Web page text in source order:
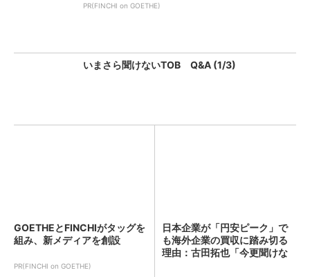
PR(FINCHI on GOETHE)
いまさら聞けないTOB Q&A (1/3)
GOETHEとFINCHIがタッグを
組み、新メディアを創設
PR(FINCHI on GOETHE)
日本企業が「円安ピーク」で
も海外企業の買収に踏み切る
理由：古田拓也「今更聞けな